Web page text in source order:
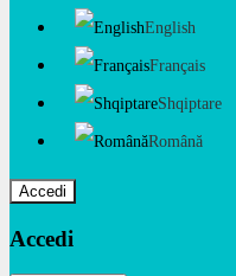
English
Français
Shqiptare
Română
Accedi
Accedi